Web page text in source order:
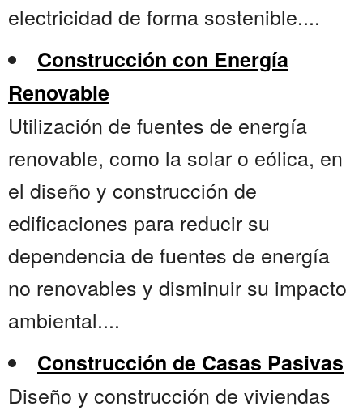
electricidad de forma sostenible....
Construcción con Energía
Renovable
Utilización de fuentes de energía
renovable, como la solar o eólica, en
el diseño y construcción de
edificaciones para reducir su
dependencia de fuentes de energía
no renovables y disminuir su impacto
ambiental....
Construcción de Casas Pasivas
Diseño y construcción de viviendas